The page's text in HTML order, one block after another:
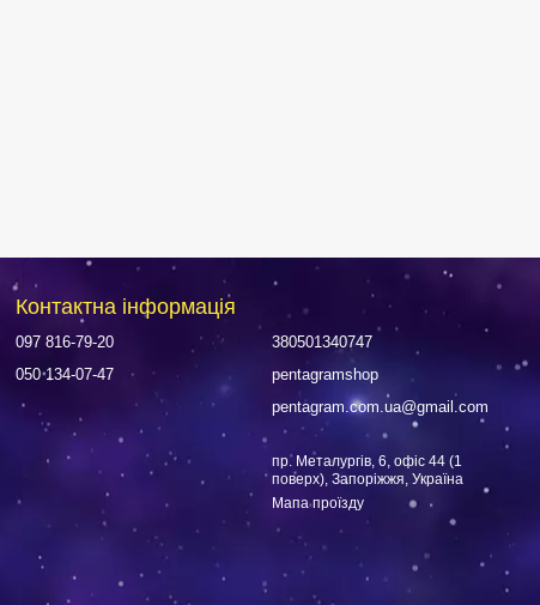
Контактна інформація
097 816-79-20
050 134-07-47
380501340747
pentagramshop
pentagram.com.ua@gmail.com
пр. Металургів, 6, офіс 44 (1
поверх), Запоріжжя, Україна
Мапа проїзду